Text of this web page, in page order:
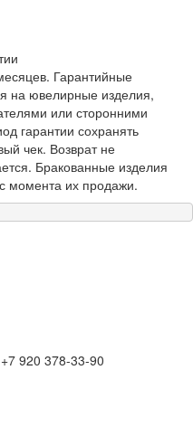
Гарантийные
на ювелирные изделия,
или сторонними
гарантии сохранять
чек. Возврат не
Бракованные изделия
момента их продажи.
+7 920 378-33-90